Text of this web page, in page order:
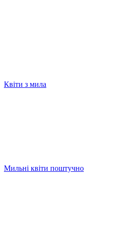
Квіти з мила
Мильні квіти поштучно